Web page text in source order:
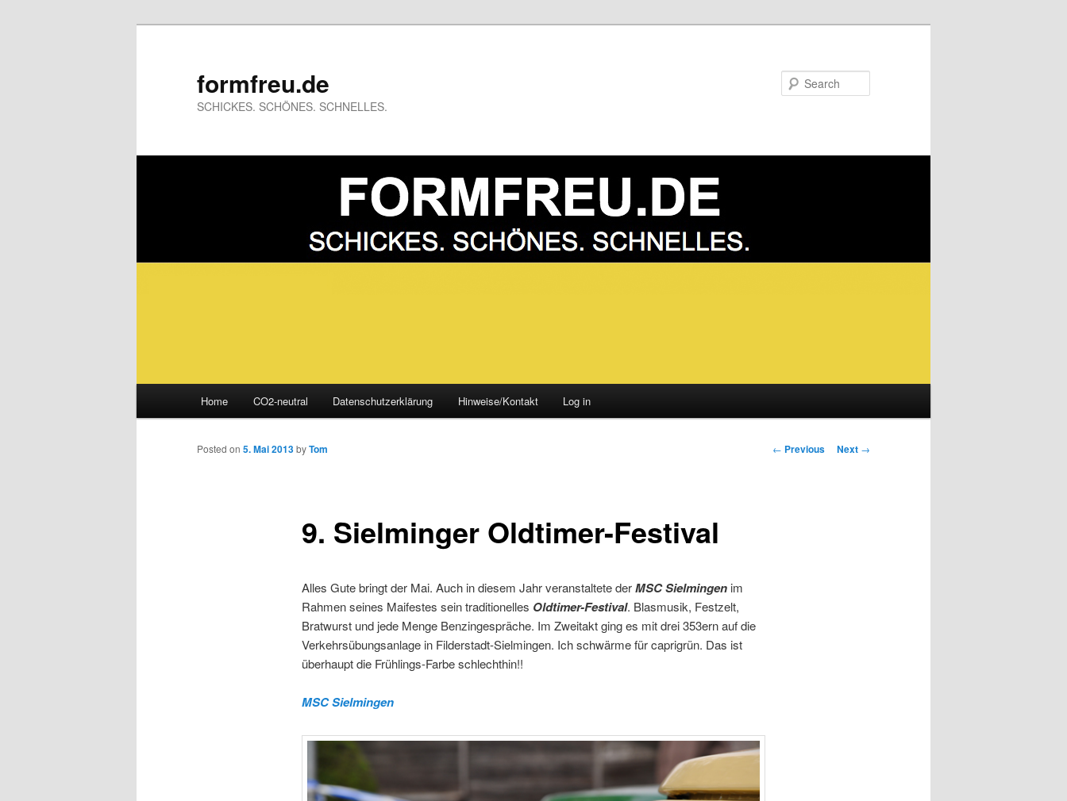
formfreu.de
SCHICKES. SCHÖNES. SCHNELLES.
Skip
to
Home CO2-neutral Datenschutzerklärung Hinweise/Kontakt Log in
Post
← Previous Next →
9. Sielminger Oldtimer-Festival
Posted on 5. Mai 2013byTom
Alles Gute bringt der Mai. Auch in diesem Jahr veranstaltete derMSC Sielmingenim
Rahmen seines Maifestes sein traditionelles Oldtimer-Festival. Blasmusik, Festzelt,
Bratwurst und jede Menge Benzingespräche. Im Zweitakt ging es mit drei 353ern auf die
Verkehrsübungsanlage in Filderstadt-Sielmingen. Ich schwärme für caprigrün. Das ist
überhaupt die Frühlings-Farbe schlechthin!!
MSC Sielmingen